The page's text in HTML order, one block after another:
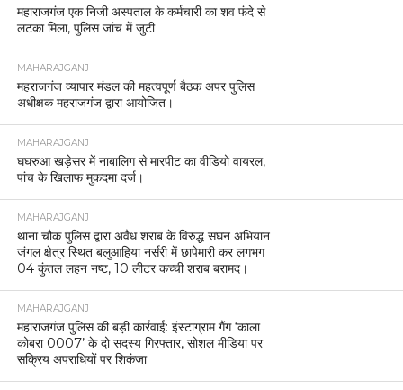
महाराजगंज एक निजी अस्पताल के कर्मचारी का शव फंदे से
लटका मिला, पुलिस जांच में जुटी
MAHARAJGANJ
महराजगंज व्यापार मंडल की महत्वपूर्ण बैठक अपर पुलिस
अधीक्षक महराजगंज द्वारा आयोजित।
MAHARAJGANJ
घघरुआ खड़ेसर में नाबालिग से मारपीट का वीडियो वायरल,
पांच के खिलाफ मुकदमा दर्ज।
MAHARAJGANJ
थाना चौक पुलिस द्वारा अवैध शराब के विरुद्ध सघन अभियान
जंगल क्षेत्र स्थित बलुआहिया नर्सरी में छापेमारी कर लगभग
04 कुंतल लहन नष्ट, 10 लीटर कच्ची शराब बरामद।
MAHARAJGANJ
महाराजगंज पुलिस की बड़ी कार्रवाई: इंस्टाग्राम गैंग ‘काला
कोबरा 0007’ के दो सदस्य गिरफ्तार, सोशल मीडिया पर
सक्रिय अपराधियों पर शिकंजा